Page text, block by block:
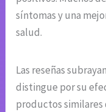
síntomas y una
salud.
Las reseñas
distingue por su
productos similares